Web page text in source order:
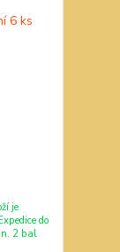
je
do
2 bal